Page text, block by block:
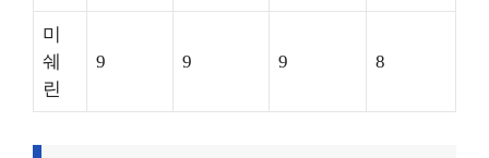
미
쉐
린
9 9 9 8